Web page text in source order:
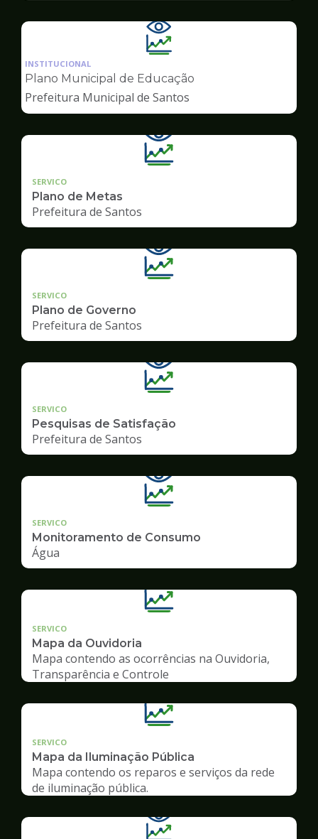
Ilustração
da
pagina
de
Transparência
INSTITUCIONAL
Plano Municipal de Educação
Prefeitura Municipal de Santos
SERVICO
Plano de Metas
Prefeitura de Santos
SERVICO
Plano de Governo
Prefeitura de Santos
SERVICO
Pesquisas de Satisfação
Prefeitura de Santos
SERVICO
Monitoramento de Consumo
Água
SERVICO
Mapa da Ouvidoria
Mapa contendo as ocorrências na Ouvidoria,
Transparência e Controle
SERVICO
Mapa da Iluminação Pública
Mapa contendo os reparos e serviços da rede
de iluminação pública.
Ilustração